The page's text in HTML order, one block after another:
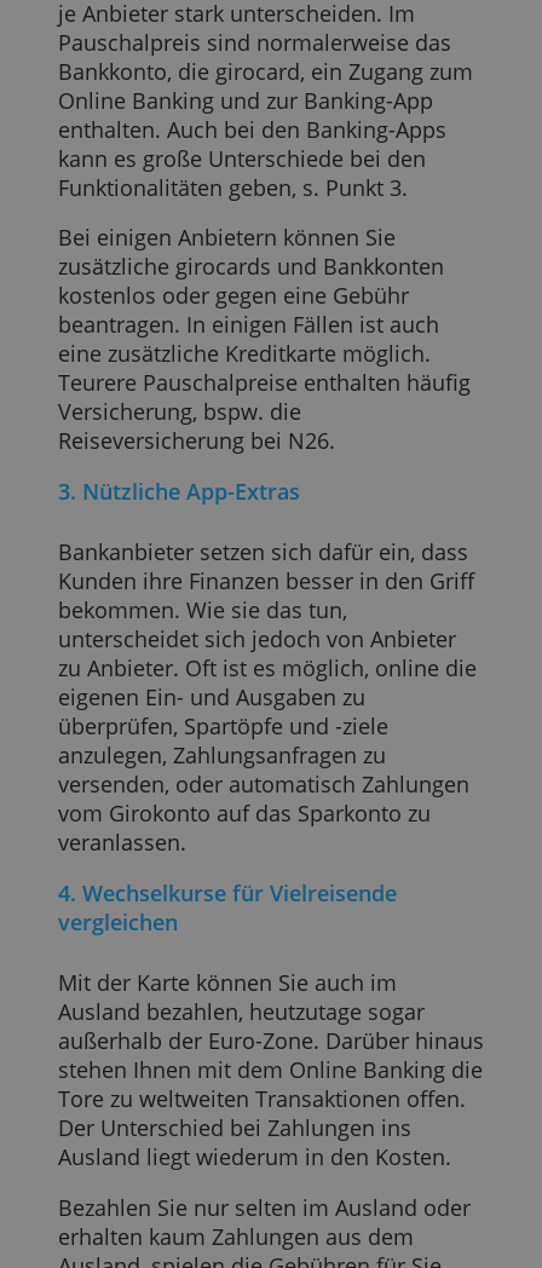
ohne Guthabenzinsen.
2. Pauschalpreise enthalten
verschiedene Funktionen
Falls Sie nur nach den Kosten schauen,
Äpfeln mit Birnen, da sich die Leistungen
je Anbieter stark unterscheiden. Im
Pauschalpreis sind normalerweise das
Bankkonto, die girocard, ein Zugang zum
Online Banking und zur Banking-App
enthalten. Auch bei den Banking-Apps
kann es große Unterschiede bei den
Funktionalitäten geben, s. Punkt 3.
Bei einigen Anbietern können Sie
zusätzliche girocards und Bankkonten
kostenlos oder gegen eine Gebühr
beantragen. In einigen Fällen ist auch
eine zusätzliche Kreditkarte möglich.
Teurere Pauschalpreise enthalten häufig
Versicherung, bspw. die
Reiseversicherung bei N26.
3. Nützliche App-Extras
Bankanbieter setzen sich dafür ein, dass
Kunden ihre Finanzen besser in den Griff
unterscheidet sich jedoch von Anbieter
zu Anbieter. Oft ist es möglich, online die
eigenen Ein- und Ausgaben zu
überprüfen, Spartöpfe und -ziele
anzulegen, Zahlungsanfragen zu
versenden, oder automatisch Zahlungen
vom Girokonto auf das Sparkonto zu
veranlassen.